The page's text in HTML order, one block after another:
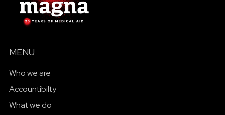
MENU
Who we are
Accountibilty
What we do